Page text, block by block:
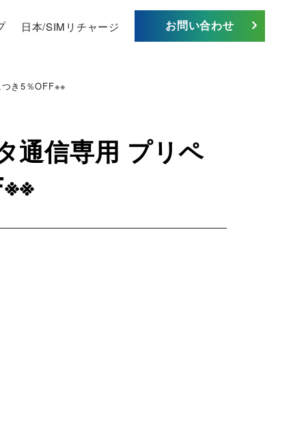
日本/SIMリチャージ お問い合わせ
き5％OFF※※
通信専用 プリペ